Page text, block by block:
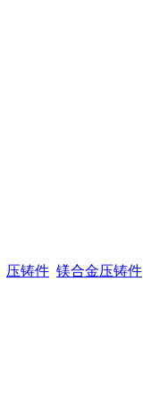
压铸件 镁合金压铸件